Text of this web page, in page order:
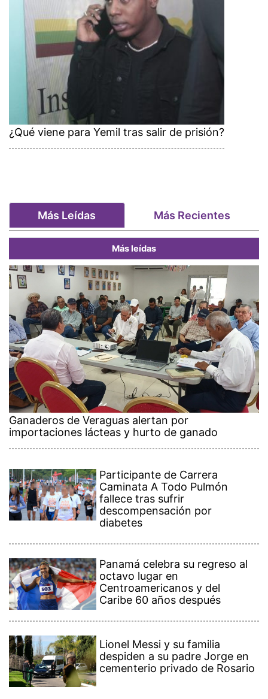
¿Qué viene para Yemil tras salir de prisión?
Más Leídas Más Recientes
Más leídas
Ganaderos de Veraguas alertan por
importaciones lácteas y hurto de ganado
Participante de Carrera
Caminata A Todo Pulmón
fallece tras sufrir
descompensación por
diabetes
Panamá celebra su regreso al
octavo lugar en
Centroamericanos y del
Caribe 60 años después
Lionel Messi y su familia
despiden a su padre Jorge en
cementerio privado de Rosario